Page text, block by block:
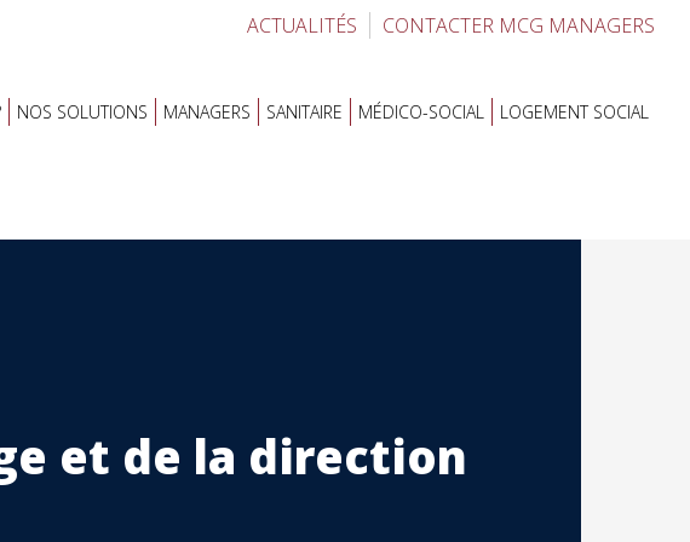
ACTUALITÉS CONTACTER MCG MANAGERS
NOS SOLUTIONS MANAGERS SANITAIRE MÉDICO-SOCIAL LOGEMENT SOCIAL
et de la direction